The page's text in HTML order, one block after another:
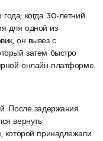
когда 30-летний
для одной из
он вывез с
затем быстро
онлайн-платформе.
После задержания
вернуть
которой принадлежали